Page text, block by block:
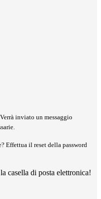
Verrà inviato un messaggio
Effettua il reset della password
casella di posta elettronica!